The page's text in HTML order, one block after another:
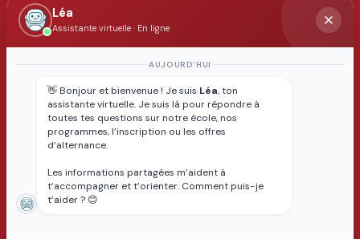
INTERNATIONAL
Expériences à l'international
internationaux
Partenaires et labels
internationaux
Alternance : un tremplin vers
Jobboard : saisissez votre
Débouchés métiers
Réseau alumni
RECHERCHE
Toute la recherche
ENTREPRISES
Taxe d'apprentissage
Léa
Assistante virtuelle · En ligne
AUJOURD'HUI
👋 Bonjour et bienvenue ! Je suis Léa, ton
assistante virtuelle. Je suis là pour répondre à
toutes tes questions sur notre école, nos
programmes, l’inscription ou les offres
d’alternance.
Les informations partagées m’aident à
t’accompagner et t’orienter. Comment puis-je
t’aider ? 😊